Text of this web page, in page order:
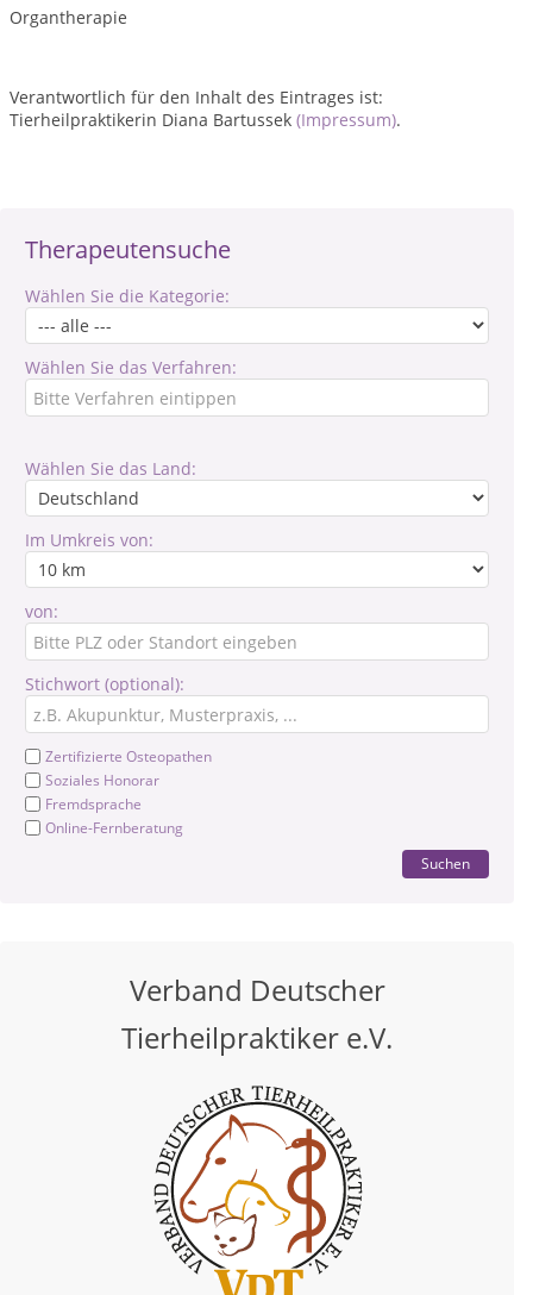
Therapeutensuche
Wählen Sie die Kategorie:
Wählen Sie das Verfahren:
Wählen Sie das Land:
Im Umkreis von:
von:
Stichwort (optional):
Zertifizierte Osteopathen
Soziales Honorar
Fremdsprache
Online-Fernberatung
Suchen
Verband Deutscher
Tierheilpraktiker e.V.
Organtherapie
Verantwortlich für den Inhalt des Eintrages ist:
Tierheilpraktikerin Diana Bartussek (Impressum).